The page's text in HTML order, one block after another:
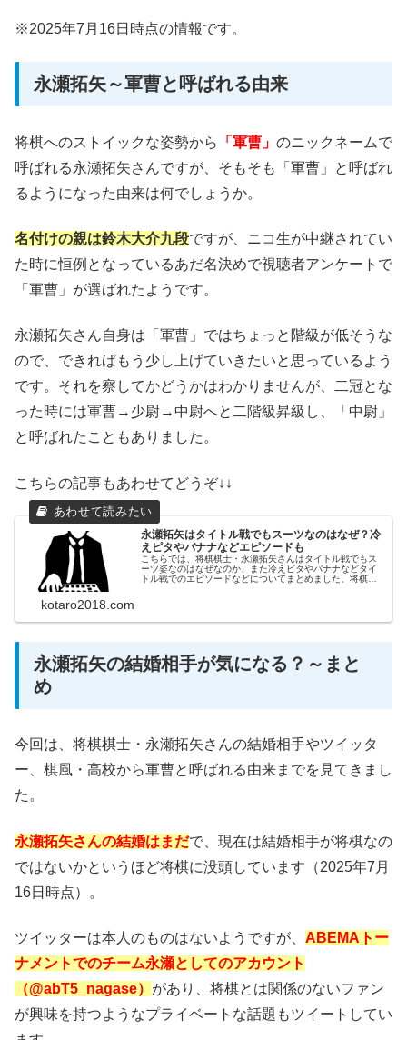
※2025年7月16日時点の情報です。
永瀬拓矢～軍曹と呼ばれる由来
将棋へのストイックな姿勢から 「軍曹」 のニックネームで
呼ばれる永瀬拓矢さんですが、そもそも「軍曹」と呼ばれ
るようになった由来は何でしょうか。
名付けの親は鈴木大介九段ですが、ニコ生が中継されてい
た時に恒例となっているあだ名決めで視聴者アンケートで
「軍曹」が選ばれたようです。
永瀬拓矢さん自身は「軍曹」ではちょっと階級が低そうな
ので、できればもう少し上げていきたいと思っているよう
です。それを察してかどうかはわかりませんが、二冠とな
った時には軍曹→少尉→中尉へと二階級昇級し、「中尉」
と呼ばれたこともありました。
こちらの記事もあわせてどうぞ↓↓
永瀬拓矢はタイトル戦でもスーツなのはなぜ？冷
えピタやバナナなどエピソードも
こちらでは、将棋棋士・永瀬拓矢さんはタイトル戦でもス
ーツ姿なのはなぜなのか、また冷えピタやバナナなどタイ
トル戦でのエピソードなどについてまとめました。将棋の
kotaro2018.com
永瀬拓矢の結婚相手が気になる？～まと
め
今回は、将棋棋士・永瀬拓矢さんの結婚相手やツイッタ
ー、棋風・高校から軍曹と呼ばれる由来までを見てきまし
た。
永瀬拓矢さんの結婚はまだで、現在は結婚相手が将棋なの
ではないかというほど将棋に没頭しています（2025年7月
16日時点）。
ツイッターは本人のものはないようですが、 ABEMAトー
ナメントでのチーム永瀬としてのアカウント
（@abT5_nagase） があり、将棋とは関係のないファン
が興味を持つようなプライベートな話題もツイートしてい